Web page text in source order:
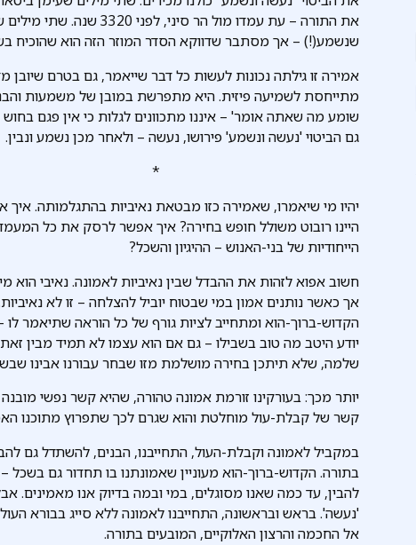
את התורה – עת עמדו מול הר
שנשמע(!) – אך מסתבר שדווקא הסדר המוזר הזה הוא שהוכיח
אמירה זו גילתה נכונות לעשות כל דבר שייאמר, גם בטרם
מתייחסת לשמיעה פיזית. היא מתפרשת במובן של משמעות
שומע מה שאתה אומר' – איננו מתכוונים לגלות כי אין פגם
גם הביטוי 'נעשה ונשמע' פירושו, נעשה – ולאחר מכן נשמע ונבין.
*
יהיו מי שיאמרו, שאמירה כזו מבטאת נאיביות בהתגלמותה.
היינו רובוט משולל חופש בחירה? איך אפשר לרסק את כל
הייחודיות של בני-האנוש – ההיגיון והשכל?
חשוב אפוא לזהות את ההבדל שבין נאיביות לאמונה. נאיבי הוא
אך כאשר נותנים אמון במי שבטוח יוביל להצלחה – זו לא
הקדוש-ברוך-הוא ומתחייב לציות גורף של כל הוראה שתיאמר
יודע היטב מה טוב בשבילו – גם אם הוא עצמו לא תמיד מבין
שלמה, שלא תיתכן בחירה מושלמת מזו שבחר עבורנו אבינו
יותר מכך: בעורקינו זורמת אמונה טהורה, שהיא קשר נפשי מובנה
קשר של קבלת-עול מוחלטת והוא שגרם לכך שתפרוץ מתוכנו
במקביל לאמונה וקבלת-העול, התחייבנו, הבנים, להשתדל גם
בתורה. הקדוש-ברוך-הוא מעוניין שאמונתנו בו תחדור גם בשכל
להבין, עד כמה שאנו מסוגלים, במי ובמה בדיוק אנו מאמינים.
'נעשה'. בראש ובראשונה, התחייבנו לאמונה ללא סייג בבורא
אל החכמה והרצון האלוקיים, המובעים בתורה.